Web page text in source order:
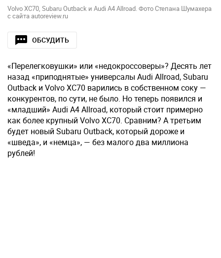
Volvo XC70, Subaru Outback и Audi A4 Allroad. Фото Степана Шумахера
с сайта autoreview.ru
ОБСУДИТЬ
«Перелегковушки» или «недокроссоверы»? Десять лет
назад «приподнятые» универсалы Audi Allroad, Subaru
Outback и Volvo XC70 варились в собственном соку —
конкурентов, по сути, не было. Но теперь появился и
«младший» Audi А4 Allroad, который стоит примерно
как более крупный Volvo XC70. Сравним? А третьим
будет новый Subaru Outback, который дороже и
«шведа», и «немца», — без малого два миллиона
рублей!